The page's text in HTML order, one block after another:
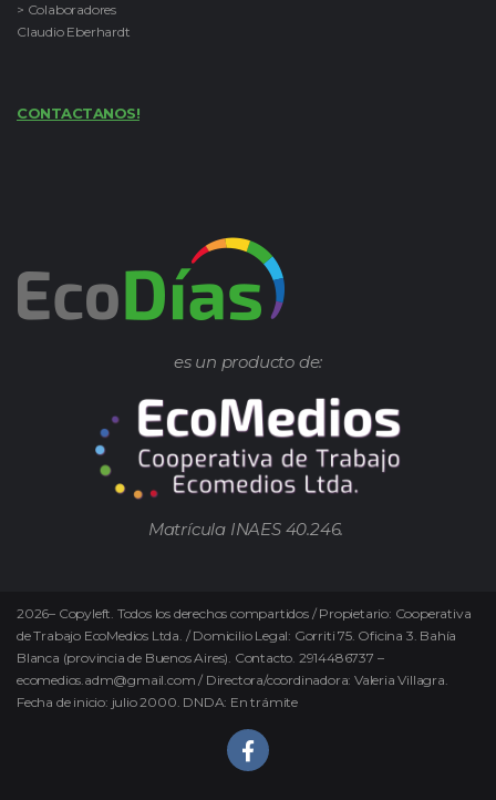
> Colaboradores
Claudio Eberhardt
CONTACTANOS!
es un producto de:
Matrícula INAES 40.246.
2026– Copyleft. Todos los derechos compartidos / Propietario: Cooperativa
de Trabajo EcoMedios Ltda. / Domicilio Legal: Gorriti 75. Oficina 3. Bahía
Blanca (provincia de Buenos Aires). Contacto. 2914486737 –
ecomedios.adm@gmail.com / Directora/coordinadora: Valeria Villagra.
Fecha de inicio: julio 2000. DNDA: En trámite